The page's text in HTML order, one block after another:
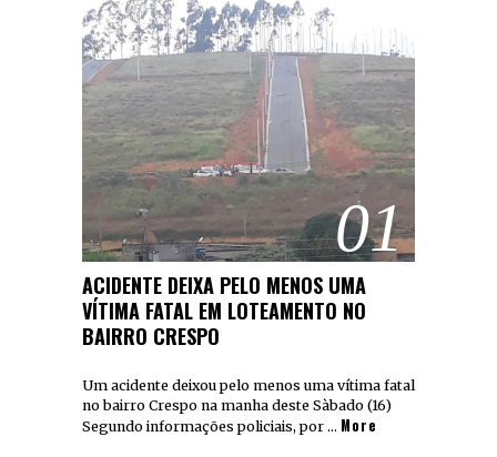
01
ACIDENTE DEIXA PELO MENOS UMA
VÍTIMA FATAL EM LOTEAMENTO NO
BAIRRO CRESPO
Um acidente deixou pelo menos uma vítima fatal
no bairro Crespo na manha deste Sàbado (16)
Segundo informações policiais, por … More